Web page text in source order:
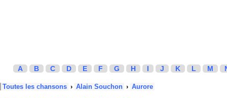
A B C D E F G H I J K L M
Toutes les chansons › Alain Souchon › Aurore